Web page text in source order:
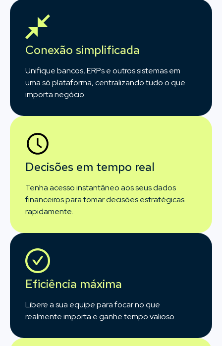
Conexão simplificada
Unifique bancos, ERPs e outros sistemas em
uma só plataforma, centralizando tudo o que
importa negócio.
Decisões em tempo real
Tenha acesso instantâneo aos seus dados
financeiros para tomar decisões estratégicas
rapidamente.
Eficiência máxima
Libere a sua equipe para focar no que
realmente importa e ganhe tempo valioso.